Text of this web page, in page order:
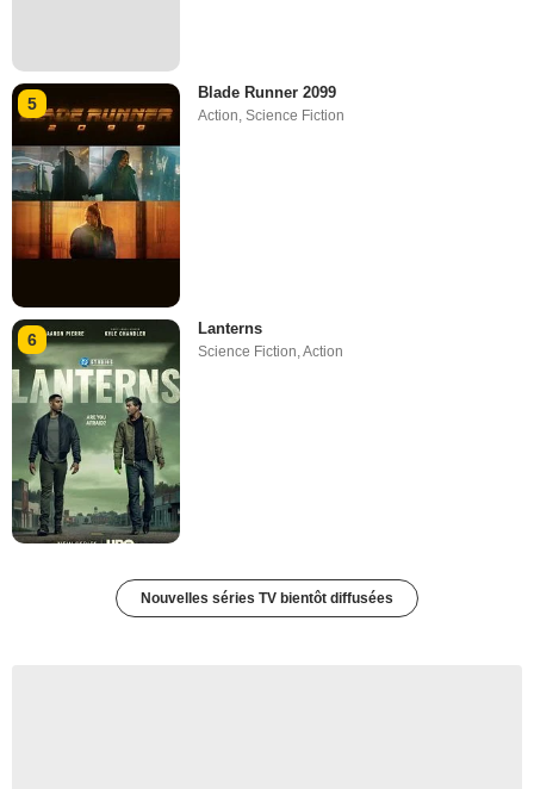
5
Blade Runner 2099
Action ,Science Fiction
6
Lanterns
Science Fiction,Action
Nouvelles séries TV bientôt diffusées